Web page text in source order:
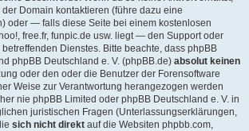
Domain kontaktieren (führe dazu eine
oder — falls diese Seite bei einem kostenlosen
free.fr, funpic.de usw. liegt — den Support oder
Dienstes. Bitte beachte, dass phpBB
phpBB Deutschland e. V. (phpBB.de) absolut keinen
oder den oder die Benutzer der Forensoftware
Weise zur Verantwortung herangezogen werden
nie phpBB Limited oder phpBB Deutschland e. V. in
juristischen Fragen (Unterlassungserklärungen,
sich nicht direkt auf die Websiten phpbb.com,